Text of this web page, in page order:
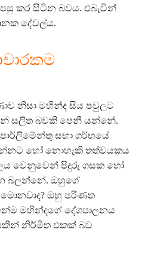
කර සිටින බවය. එබැවින්
දේවල්ය.
නිසා මහින්ද සිය පවුලට
සලිත බවකි පෙනී යන්නේ.
සභා ගර්භයේ
හෝ නොහැකි තත්වයකය
වෙනුවෙන් පිදුරු ගසක හෝ
බලන්නේ. ඔහුගේ
ඔහු පරිණත
මහින්දගේ දේශපාලනය
නිර්මිත එකක් බව